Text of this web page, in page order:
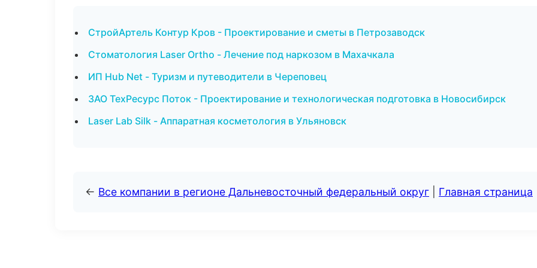
СтройАртель Контур Кров - Проектирование и сметы в Петрозаводск
Стоматология Laser Ortho - Лечение под наркозом в Махачкала
ИП Hub Net - Туризм и путеводители в Череповец
ЗАО ТехРесурс Поток - Проектирование и технологическая подготовка в Новосибирск
Laser Lab Silk - Аппаратная косметология в Ульяновск
← Все компании в регионе Дальневосточный федеральный округ Главная страница